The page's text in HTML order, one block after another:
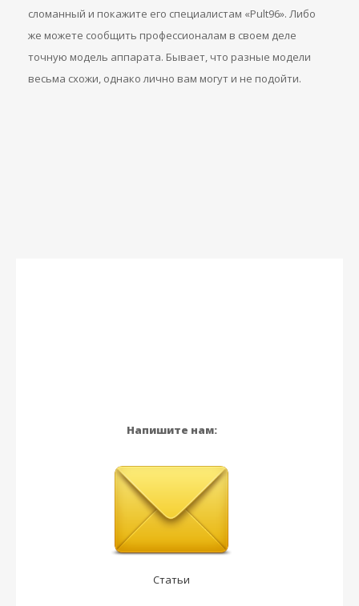
сломанный и покажите его специалистам «Pult96». Либо
же можете сообщить профессионалам в своем деле
точную модель аппарата. Бывает, что разные модели
весьма схожи, однако лично вам могут и не подойти.
Напишите нам:
Статьи